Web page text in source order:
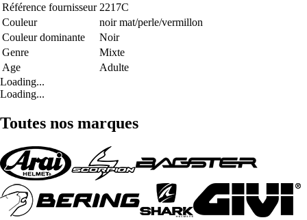
Référence fournisseur 2217C
Couleur
noir mat/perle/vermillon
Couleur dominante
Noir
Genre
Mixte
Age
Adulte
Loading...
Loading...
Toutes nos marques